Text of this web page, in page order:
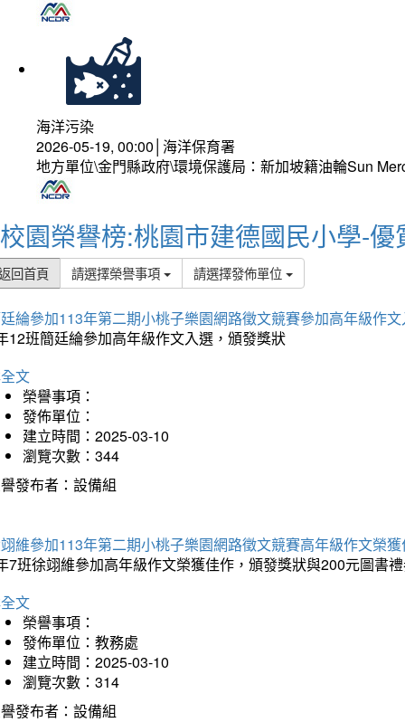
海洋污染
2026-05-19, 00:00│海洋保育署
地方單位\金門縣政府\環境保護局：新加坡籍油輪Sun
校園榮譽榜:桃園市建德國民小學-優
回首頁 請選擇榮譽事項 請選擇發佈單位
綸參加113年第二期小桃子樂園網路徵文競賽參加高年級作
12班簡廷綸參加高年級作文入選，頒發獎狀
文
榮譽事項：
發佈單位：
建立時間：2025-03-10
瀏覽次數：344
發布者：設備組
維參加113年第二期小桃子樂園網路徵文競賽高年級作文榮
7班徐翊維參加高年級作文榮獲佳作，頒發獎狀與200元圖書
文
榮譽事項：
發佈單位：教務處
建立時間：2025-03-10
瀏覽次數：314
發布者：設備組